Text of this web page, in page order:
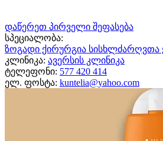
დაწერეთ პირველი შეფასება
სპეციალობა:
ზოგადი ქირურგია სისხლძარღვთა
კლინიკა: ავერსის კლინიკა
ტელეფონი: 577 420 414
ელ. ფოსტა: kuntelia@yahoo.com